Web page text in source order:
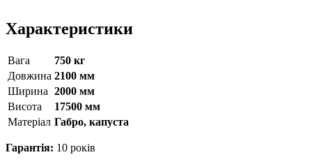
Характеристики
Вага
750 кг
Довжина 2100 мм
Ширина 2000 мм
Висота
17500 мм
Матерiал Габро, капуста
Гарантія: 10 років